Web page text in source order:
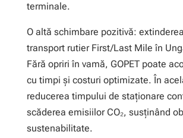
terminale.
O altă schimbare pozitivă:
transport rutier First/Last Mile în
Fără opriri în vamă, GOPET poate
cu timpi și costuri optimizate. În
reducerea timpului de staționare
scăderea emisiilor CO₂, susținând
sustenabilitate.